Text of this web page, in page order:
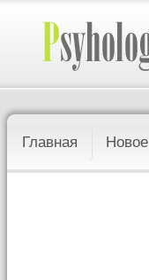
Главная Новое